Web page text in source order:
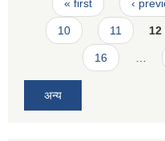
« first ‹
10 11 12
16 …
अन्य